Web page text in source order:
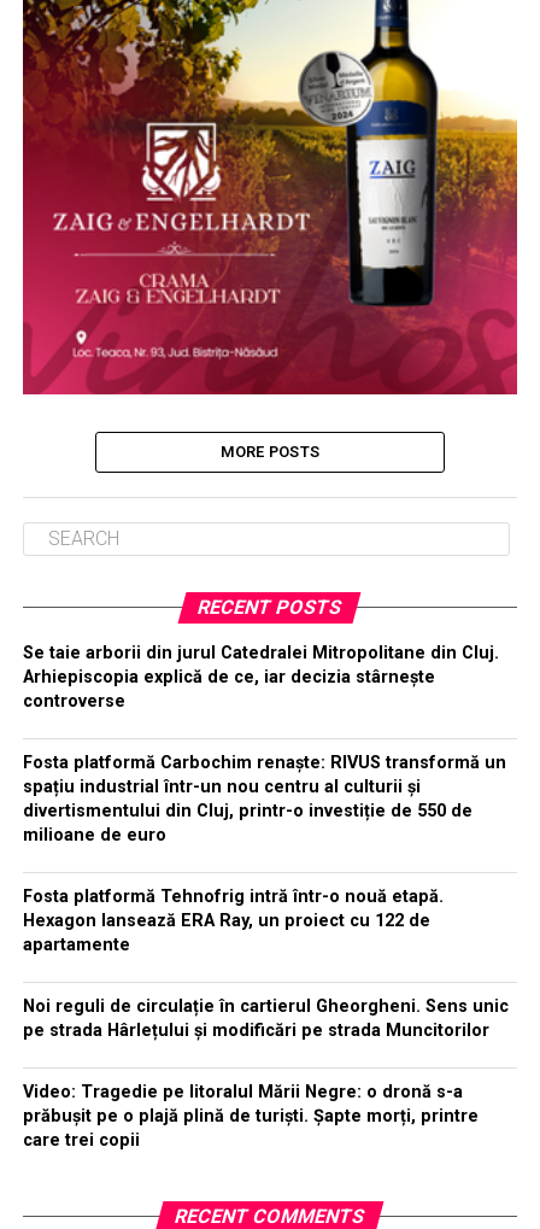
MORE POSTS
RECENT POSTS
Se taie arborii din jurul Catedralei Mitropolitane din Cluj.
Arhiepiscopia explică de ce, iar decizia stârnește
controverse
Fosta platformă Carbochim renaște: RIVUS transformă un
spațiu industrial într-un nou centru al culturii și
divertismentului din Cluj, printr-o investiție de 550 de
milioane de euro
Fosta platformă Tehnofrig intră într-o nouă etapă.
Hexagon lansează ERA Ray, un proiect cu 122 de
apartamente
Noi reguli de circulație în cartierul Gheorgheni. Sens unic
pe strada Hârlețului și modificări pe strada Muncitorilor
Video: Tragedie pe litoralul Mării Negre: o dronă s-a
prăbușit pe o plajă plină de turiști. Șapte morți, printre
care trei copii
RECENT COMMENTS